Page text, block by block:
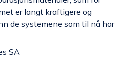
er langt kraftigere og
de systemene som til nå har
SA